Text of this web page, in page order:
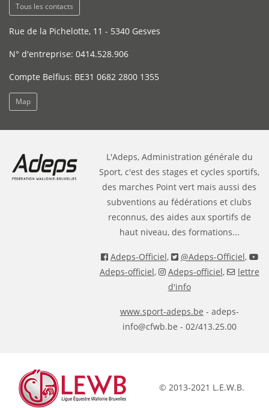
Tous les contacts
Rue de la Pichelotte, 11 - 5340 Gesves
N° d'entreprise: 0414.528.906
Compte Belfius: BE31 0682 2800 1355
Map
L'Adeps, Administration générale du
Sport, c'est des stages et cycles sportifs,
des marches Point vert mais aussi des
subventions au fédérations et clubs
reconnus, des aides aux sportifs de
haut niveau, des formations...
Adeps-Officiel, @Adeps-Officiel,
Adeps-officiel, Adeps-officiel,
lettre
d'info
www.sport-adeps.be - adeps-
info@cfwb.be - 02/413.25.00
© 2013-2021 L.E.W.B.